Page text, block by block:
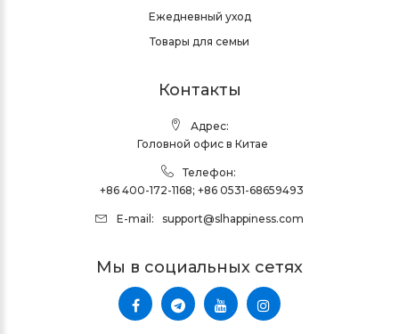
Ежедневный уход
Товары для семьи
Контакты
Адрес:
Головной офис в Китае
Телефон:
+86 400-172-1168; +86 0531-68659493
E-mail: support@slhappiness.com
Мы в социальных сетях